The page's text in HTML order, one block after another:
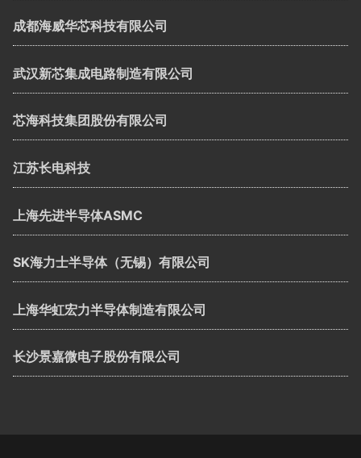
成都海威华芯科技有限公司
武汉新芯集成电路制造有限公司
芯海科技集团股份有限公司
江苏长电科技
上海先进半导体ASMC
SK海力士半导体（无锡）有限公司
上海华虹宏力半导体制造有限公司
长沙景嘉微电子股份有限公司